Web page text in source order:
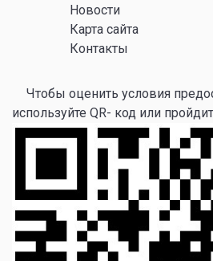
Новости
Карта сайта
Контакты
Чтобы оценить условия
используйте QR- код или